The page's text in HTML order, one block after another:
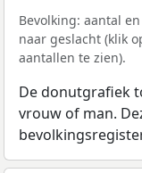
Bevolking: aantal
naar geslacht (klik
aantallen te zien).
De donutgrafiek
vrouw of man.